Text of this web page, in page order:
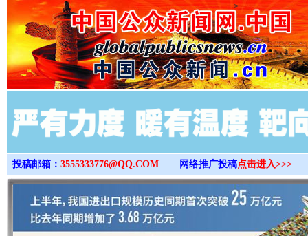
>
投稿邮箱： 3555333776@QQ.COM 网络推广投稿点击进入>>>